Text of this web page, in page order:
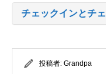
チェックインとチ
投稿者: Grandpa